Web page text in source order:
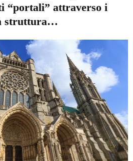
“portali” attraverso i
struttura…